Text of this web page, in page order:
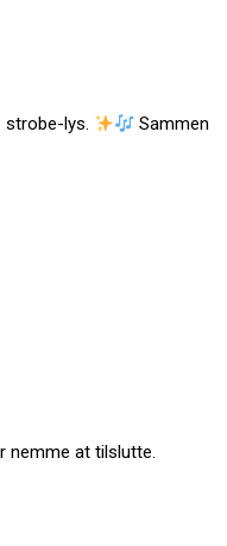
strobe-lys.
Sammen
nemme at tilslutte.